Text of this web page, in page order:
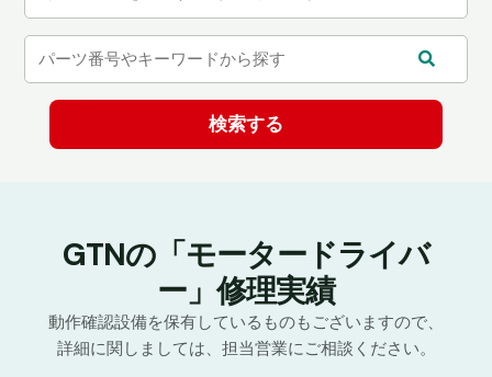
GTNの「モータードライバ
ー」修理実績
動作確認設備を保有しているものもございますので、
詳細に関しましては、担当営業にご相談ください。